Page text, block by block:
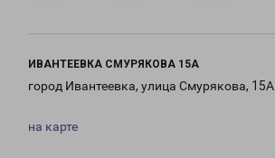
ИВАНТЕЕВКА СМУРЯКОВА 15А
город Ивантеевка, улица Смурякова, 15А
на карте